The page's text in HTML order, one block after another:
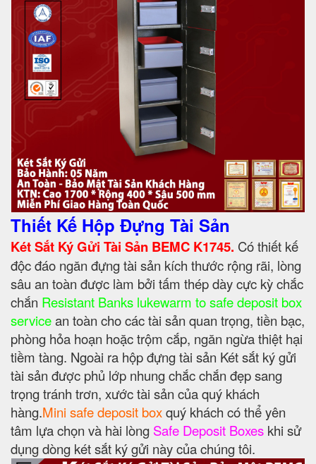
Thiết Kế Hộp Đựng Tài Sản
Két Sắt Ký Gửi Tài Sản BEMC K1745. Có thiết kế
độc đáo ngăn đựng tài sản kích thước rộng rãi, lòng
sâu an toàn được làm bởi tấm thép dày cực kỳ chắc
chắn Resistant Banks lukewarm to safe deposit box
servicean toàn cho các tài sản quan trọng, tiền bạc,
phòng hỏa hoạn hoặc trộm cắp, ngăn ngừa thiệt hại
tiềm tàng. Ngoài ra hộp đựng tài sản Két sắt ký gửi
tài sản được phủ lớp nhung chắc chắn đẹp sang
trọng tránh trơn, xước tài sản của quý khách
hàng.Mini safe deposit boxquý khách có thể yên
tâm lựa chọn và hài lòng Safe Deposit Boxes khi sử
dụng dòng két sắt ký gửi này của chúng tôi.